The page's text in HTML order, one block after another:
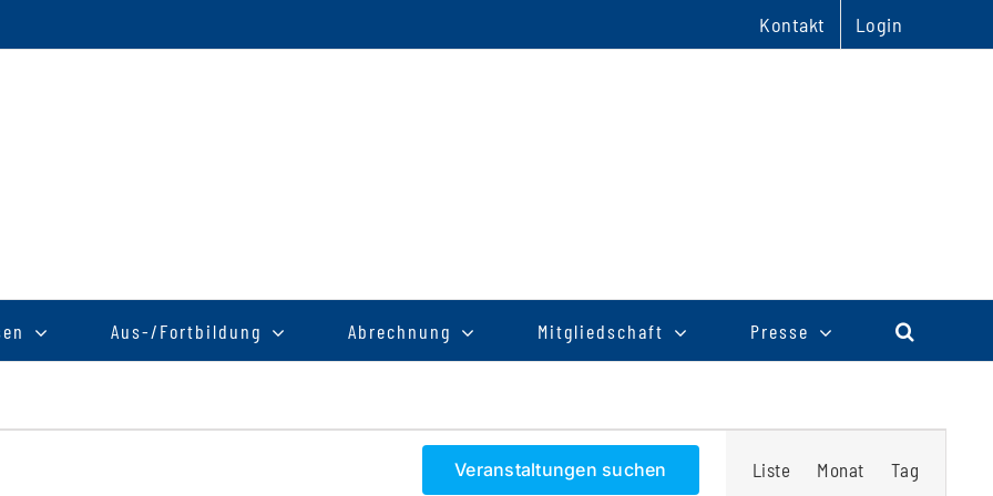
Kontakt Login
Aus-/Fortbildung Abrechnung Mitgliedschaft Presse
Veranstaltungen suchen Liste Monat Tag